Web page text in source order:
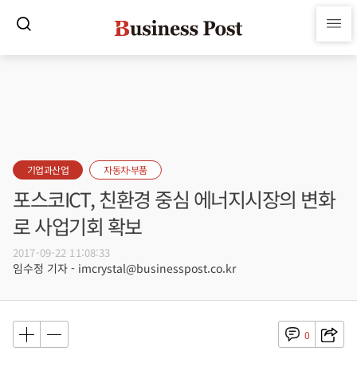
기업과산업 자동차·부품
포스코ICT, 친환경 중심 에너지시장의 변화
로 사업기회 확보
2017-09-22 11:08:33
임수정 기자 - imcrystal@businesspost.co.kr
0